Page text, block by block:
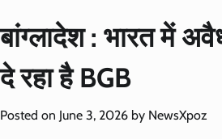
बांग्लादेश : भारत में
दे रहा है BGB
Posted on June 3, 2026 by NewsXpoz